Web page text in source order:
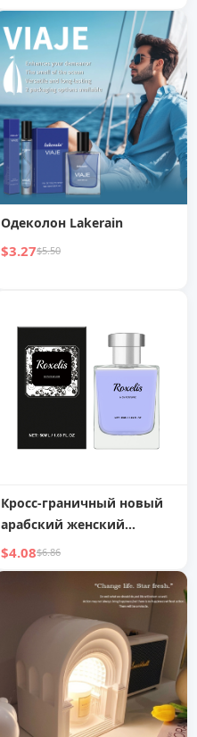
Одеколон Lakerain
$3.27$5.50
Кросс-граничный новый
арабский женский
парфюм
высококачественное
концентрированное
парфюмерное эфирное
масло иностранная
торговля Ближний Восток
Вьетнамский парфюм
$4.08$6.86